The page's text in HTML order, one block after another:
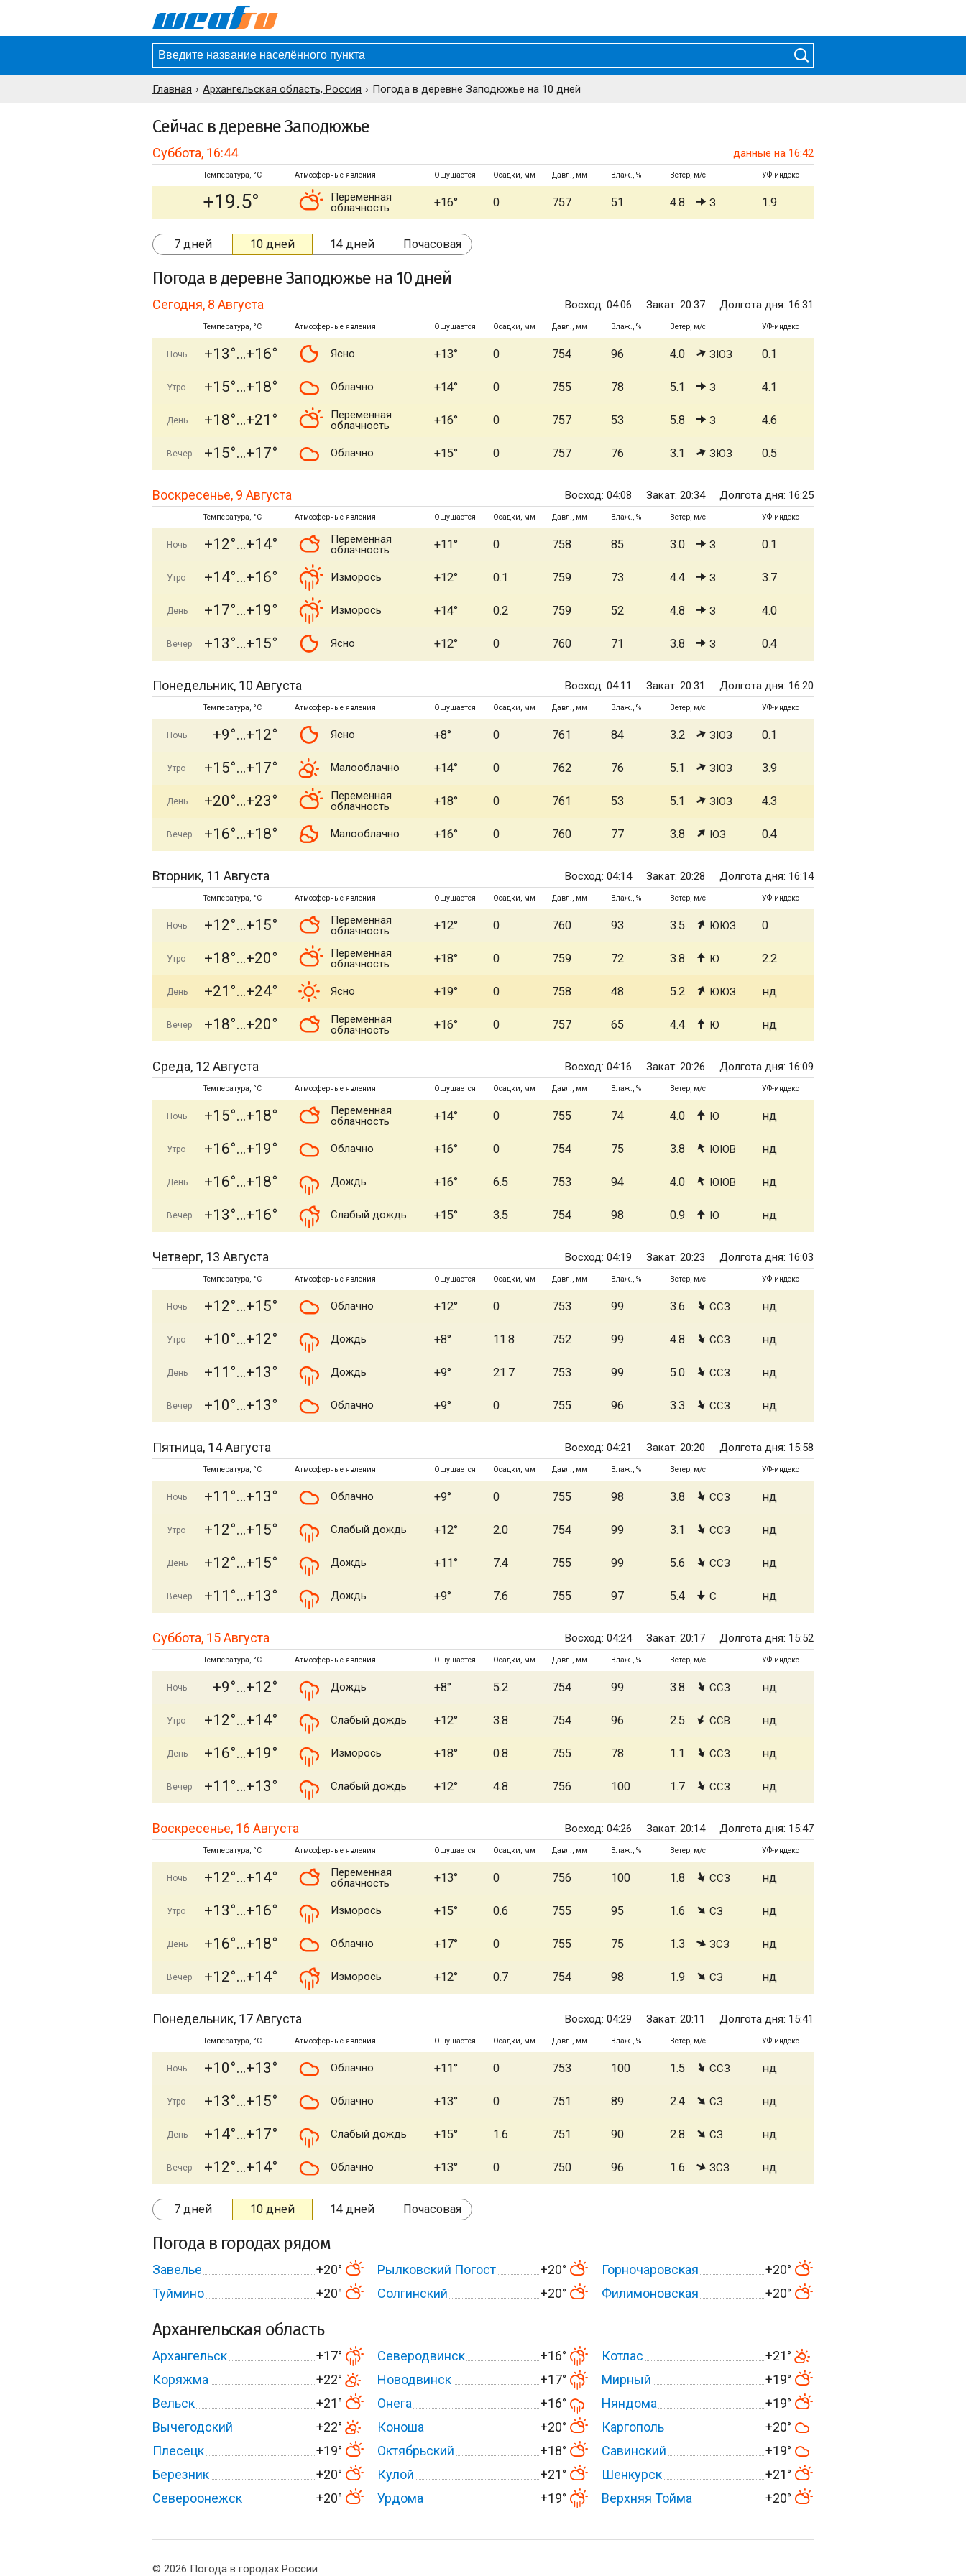
Главная Архангельская область, Россия Погода в деревне Заподюжье на 10 дней
Сейчас в деревне Заподюжье
Суббота, 16:44 данные на 16:42
Температура, °C Атмосферные явления Ощущается Осадки, мм Давл., мм Влаж., % Ветер, м/с УФ-индекс
+19.5°
Переменная
облачность
+16° 0 757 51 4.8 З 1.9
7 дней 10 дней 14 дней Почасовая
Погода в деревне Заподюжье на 10 дней
Сегодня, 8 Августа Восход: 04:06 Закат: 20:37 Долгота дня: 16:31
Температура, °C Атмосферные явления Ощущается Осадки, мм Давл., мм Влаж., % Ветер, м/с УФ-индекс
Ночь +13° +16° Ясно +13° 0 754 96 4.0 ЗЮЗ 0.1
Утро +15° +18° Облачно +14° 0 755 78 5.1 З 4.1
День +18° +21°
Переменная
облачность
+16° 0 757 53 5.8 З 4.6
Вечер +15° +17° Облачно +15° 0 757 76 3.1 ЗЮЗ 0.5
Воскресенье, 9 Августа Восход: 04:08 Закат: 20:34 Долгота дня: 16:25
Температура, °C Атмосферные явления Ощущается Осадки, мм Давл., мм Влаж., % Ветер, м/с УФ-индекс
Ночь +12° +14°
Переменная
облачность
+11° 0 758 85 3.0 З 0.1
Утро +14° +16° Изморось +12° 0.1 759 73 4.4 З 3.7
День +17° +19° Изморось +14° 0.2 759 52 4.8 З 4.0
Вечер +13° +15° Ясно +12° 0 760 71 3.8 З 0.4
Понедельник, 10 Августа Восход: 04:11 Закат: 20:31 Долгота дня: 16:20
Температура, °C Атмосферные явления Ощущается Осадки, мм Давл., мм Влаж., % Ветер, м/с УФ-индекс
Ночь +9° +12° Ясно +8° 0 761 84 3.2 ЗЮЗ 0.1
Утро +15° +17° Малооблачно +14° 0 762 76 5.1 ЗЮЗ 3.9
День +20° +23°
Переменная
облачность
+18° 0 761 53 5.1 ЗЮЗ 4.3
Вечер +16° +18° Малооблачно +16° 0 760 77 3.8 ЮЗ 0.4
Вторник, 11 Августа Восход: 04:14 Закат: 20:28 Долгота дня: 16:14
Температура, °C Атмосферные явления Ощущается Осадки, мм Давл., мм Влаж., % Ветер, м/с УФ-индекс
Ночь +12° +15°
Переменная
облачность
+12° 0 760 93 3.5 ЮЮЗ 0
Утро +18° +20°
Переменная
облачность
+18° 0 759 72 3.8 Ю 2.2
День +21° +24° Ясно +19° 0 758 48 5.2 ЮЮЗ нд
Вечер +18° +20°
Переменная
облачность
+16° 0 757 65 4.4 Ю нд
Среда, 12 Августа Восход: 04:16 Закат: 20:26 Долгота дня: 16:09
Температура, °C Атмосферные явления Ощущается Осадки, мм Давл., мм Влаж., % Ветер, м/с УФ-индекс
Ночь +15° +18°
Переменная
облачность
+14° 0 755 74 4.0 Ю нд
Утро +16° +19° Облачно +16° 0 754 75 3.8 ЮЮВ нд
День +16° +18° Дождь +16° 6.5 753 94 4.0 ЮЮВ нд
Вечер +13° +16° Слабый дождь +15° 3.5 754 98 0.9 Ю нд
Четверг, 13 Августа Восход: 04:19 Закат: 20:23 Долгота дня: 16:03
Температура, °C Атмосферные явления Ощущается Осадки, мм Давл., мм Влаж., % Ветер, м/с УФ-индекс
Ночь +12° +15° Облачно +12° 0 753 99 3.6 ССЗ нд
Утро +10° +12° Дождь +8° 11.8 752 99 4.8 ССЗ нд
День +11° +13° Дождь +9° 21.7 753 99 5.0 ССЗ нд
Вечер +10° +13° Облачно +9° 0 755 96 3.3 ССЗ нд
Пятница, 14 Августа Восход: 04:21 Закат: 20:20 Долгота дня: 15:58
Температура, °C Атмосферные явления Ощущается Осадки, мм Давл., мм Влаж., % Ветер, м/с УФ-индекс
Ночь +11° +13° Облачно +9° 0 755 98 3.8 ССЗ нд
Утро +12° +15° Слабый дождь +12° 2.0 754 99 3.1 ССЗ нд
День +12° +15° Дождь +11° 7.4 755 99 5.6 ССЗ нд
Вечер +11° +13° Дождь +9° 7.6 755 97 5.4 С нд
Суббота, 15 Августа Восход: 04:24 Закат: 20:17 Долгота дня: 15:52
Температура, °C Атмосферные явления Ощущается Осадки, мм Давл., мм Влаж., % Ветер, м/с УФ-индекс
Ночь +9° +12° Дождь +8° 5.2 754 99 3.8 ССЗ нд
Утро +12° +14° Слабый дождь +12° 3.8 754 96 2.5 ССВ нд
День +16° +19° Изморось +18° 0.8 755 78 1.1 ССЗ нд
Вечер +11° +13° Слабый дождь +12° 4.8 756 100 1.7 ССЗ нд
Воскресенье, 16 Августа Восход: 04:26 Закат: 20:14 Долгота дня: 15:47
Температура, °C Атмосферные явления Ощущается Осадки, мм Давл., мм Влаж., % Ветер, м/с УФ-индекс
Ночь +12° +14°
Переменная
облачность
+13° 0 756 100 1.8 ССЗ нд
Утро +13° +16° Изморось +15° 0.6 755 95 1.6 СЗ нд
День +16° +18° Облачно +17° 0 755 75 1.3 ЗСЗ нд
Вечер +12° +14° Изморось +12° 0.7 754 98 1.9 СЗ нд
Понедельник, 17 Августа Восход: 04:29 Закат: 20:11 Долгота дня: 15:41
Температура, °C Атмосферные явления Ощущается Осадки, мм Давл., мм Влаж., % Ветер, м/с УФ-индекс
Ночь +10° +13° Облачно +11° 0 753 100 1.5 ССЗ нд
Утро +13° +15° Облачно +13° 0 751 89 2.4 СЗ нд
День +14° +17° Слабый дождь +15° 1.6 751 90 2.8 СЗ нд
Вечер +12° +14° Облачно +13° 0 750 96 1.6 ЗСЗ нд
7 дней 10 дней 14 дней Почасовая
Погода в городах рядом
Завелье +20° Рылковский Погост +20° Горночаровская
+20°
Туймино
+20° Солгинский +20° Филимоновская +20°
Архангельская область
Архангельск +17° Северодвинск +16° Котлас
+21°
Коряжма
+22° Новодвинск +17° Мирный
+19°
Вельск
+21° Онега +16° Няндома
+19°
Вычегодский
+22° Коноша +20° Каргополь
+20°
Плесецк
+19° Октябрьский +18° Савинский
+19°
Березник
+20° Кулой +21° Шенкурск
+21°
Североонежск
+20° Урдома +19° Верхняя Тойма +20°
© 2026 Погода в городах России